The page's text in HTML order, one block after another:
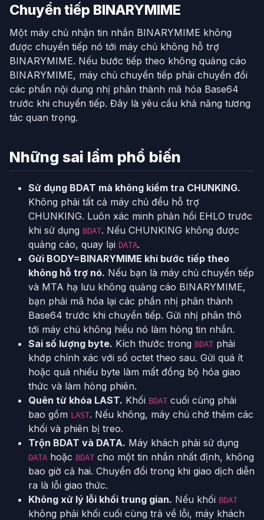
Chuyển tiếp BINARYMIME
Một máy chủ nhận tin nhắn BINARYMIME không
được chuyển tiếp nó tới máy chủ không hỗ trợ
BINARYMIME. Nếu bước tiếp theo không quảng cáo
BINARYMIME, máy chủ chuyển tiếp phải chuyển đổi
các phần nội dung nhị phân thành mã hóa Base64
trước khi chuyển tiếp. Đây là yêu cầu khả năng tương
tác quan trọng.
Những sai lầm phổ biến
Sử dụng BDAT mà không kiểm tra CHUNKING.
Không phải tất cả máy chủ đều hỗ trợ
CHUNKING. Luôn xác minh phản hồi EHLO trước
khi sử dụng BDAT. Nếu CHUNKING không được
quảng cáo, quay lại DATA.
Gửi BODY=BINARYMIME khi bước tiếp theo
không hỗ trợ nó. Nếu bạn là máy chủ chuyển tiếp
và MTA hạ lưu không quảng cáo BINARYMIME,
bạn phải mã hóa lại các phần nhị phân thành
Base64 trước khi chuyển tiếp. Gửi nhị phân thô
tới máy chủ không hiểu nó làm hỏng tin nhắn.
Sai số lượng byte. Kích thước trong BDAT phải
khớp chính xác với số octet theo sau. Gửi quá ít
hoặc quá nhiều byte làm mất đồng bộ hóa giao
thức và làm hỏng phiên.
Quên từ khóa LAST. Khối BDAT cuối cùng phải
bao gồm LAST. Nếu không, máy chủ chờ thêm các
khối và phiên bị treo.
Trộn BDAT và DATA. Máy khách phải sử dụng
DATA hoặc BDAT cho một tin nhắn nhất định, không
bao giờ cả hai. Chuyển đổi trong khi giao dịch diễn
ra là lỗi giao thức.
Không xử lý lỗi khối trung gian. Nếu khối BDAT
không phải khối cuối cùng trả về lỗi, máy khách